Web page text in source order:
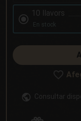
10 llavors
En stock
Consultar